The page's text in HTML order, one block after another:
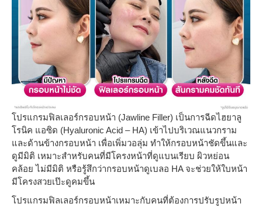
โปรแกรมฟิลเลอร์กรอบหน้า (Jawline Filler) เป็นการฉีดไฮยาลู
โรนิค แอซิด (Hyaluronic Acid – HA) เข้าไปบริเวณแนวกราม
และด้านข้างกรอบหน้า เพื่อเพิ่มวอลุ่ม ทำให้กรอบหน้าชัดขึ้นและ
ดูมีมิติ เหมาะสำหรับคนที่มีโครงหน้าที่ดูแบนเรียบ ผิวหย่อน
คล้อย ไม่มีมิติ หรือรู้สึกว่ากรอบหน้าดูเบลอ HA จะช่วยให้ใบหน้า
มีโครงสวยเป๊ะดูคมขึ้น
โปรแกรมฟิลเลอร์กรอบหน้าเหมาะกับคนที่ต้องการปรับรูปหน้า